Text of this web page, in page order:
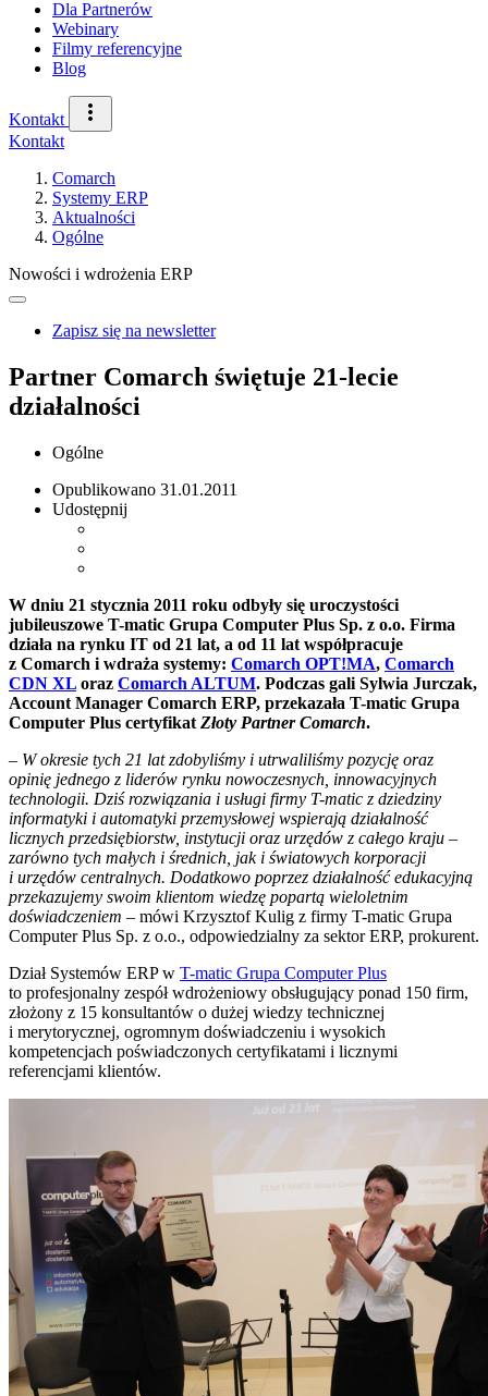
Dla Partnerów
Webinary
Filmy referencyjne
Blog
Kontakt
Kontakt
Comarch
Systemy ERP
Aktualności
Ogólne
Nowości i wdrożenia ERP
Zapisz się na newsletter
Partner Comarch świętuje 21-lecie
działalności
Ogólne
Opublikowano 31.01.2011
Udostępnij
W dniu 21 stycznia 2011 roku odbyły się uroczystości
jubileuszowe T-matic Grupa Computer Plus Sp. z o.o. Firma
działa na rynku IT od 21 lat, a od 11 lat współpracuje
z Comarch i wdraża systemy: Comarch OPT!MA, Comarch
CDN XL oraz Comarch ALTUM. Podczas gali Sylwia Jurczak,
Account Manager Comarch ERP, przekazała T-matic Grupa
Computer Plus certyfikat Złoty Partner Comarch.
– W okresie tych 21 lat zdobyliśmy i utrwaliliśmy pozycję oraz
opinię jednego z liderów rynku nowoczesnych, innowacyjnych
technologii. Dziś rozwiązania i usługi firmy T-matic z dziedziny
informatyki i automatyki przemysłowej wspierają działalność
licznych przedsiębiorstw, instytucji oraz urzędów z całego kraju –
zarówno tych małych i średnich, jak i światowych korporacji
i urzędów centralnych. Dodatkowo poprzez działalność edukacyjną
przekazujemy swoim klientom wiedzę popartą wieloletnim
doświadczeniem – mówi Krzysztof Kulig z firmy T-matic Grupa
Computer Plus Sp. z o.o., odpowiedzialny za sektor ERP, prokurent.
Dział Systemów ERP w T-matic Grupa Computer Plus
to profesjonalny zespół wdrożeniowy obsługujący ponad 150 firm,
złożony z 15 konsultantów o dużej wiedzy technicznej
i merytorycznej, ogromnym doświadczeniu i wysokich
kompetencjach poświadczonych certyfikatami i licznymi
referencjami klientów.